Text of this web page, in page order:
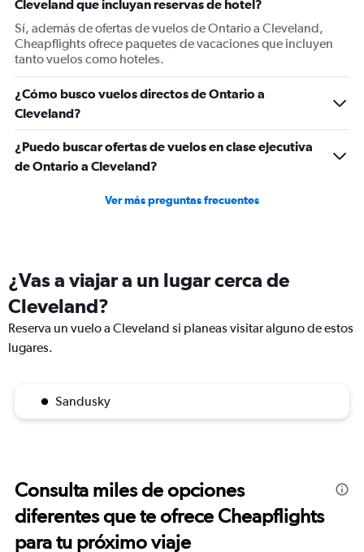
axis
displaying
values.
Range:
0
600.
Cleveland que incluyan reservas de hotel?
Sí, además de ofertas de vuelos de Ontario a Cleveland,
Cheapflights ofrece paquetes de vacaciones que incluyen
tanto vuelos como hoteles.
¿Cómo busco vuelos directos de Ontario a
Cleveland?
¿Puedo buscar ofertas de vuelos en clase ejecutiva
de Ontario a Cleveland?
Ver más preguntas frecuentes
¿Vas a viajar a un lugar cerca de
Cleveland?
Reserva un vuelo a Cleveland si planeas visitar alguno de estos
lugares.
Sandusky
Consulta miles de opciones
diferentes que te ofrece Cheapflights
para tu próximo viaje